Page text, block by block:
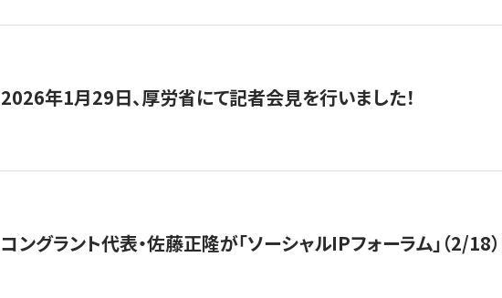
2026年1月29日、厚労省にて記者会見を行いました！
コングラント代表・佐藤正隆が「ソーシャルIPフォーラム」（2/18